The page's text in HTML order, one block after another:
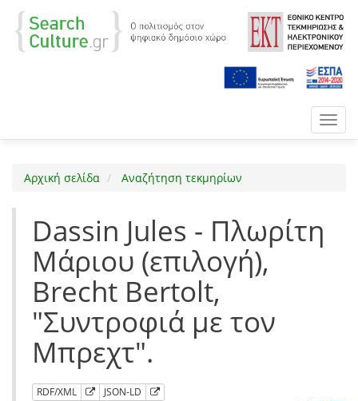
Αρχική σελίδα Αναζήτηση τεκμηρίων
Dassin Jules - Πλωρίτη
Μάριου (επιλογή),
Brecht Bertolt,
"Συντροφιά με τον
Μπρεχτ".
RDF/XML JSON-LD